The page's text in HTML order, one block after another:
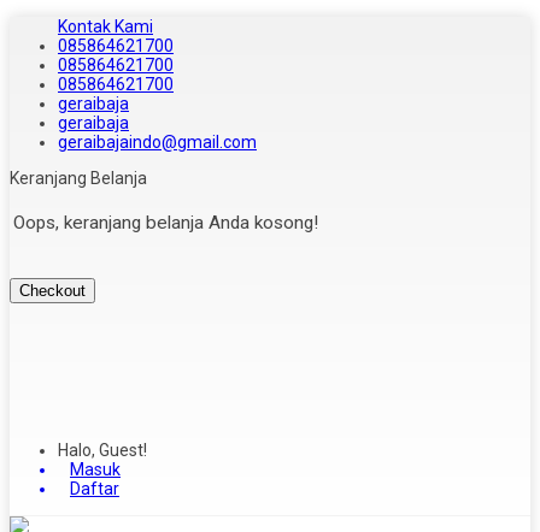
Kontak Kami
085864621700
085864621700
085864621700
geraibaja
geraibaja
geraibajaindo@gmail.com
Keranjang Belanja
Oops, keranjang belanja Anda kosong!
Checkout
Halo, Guest!
Masuk
Daftar